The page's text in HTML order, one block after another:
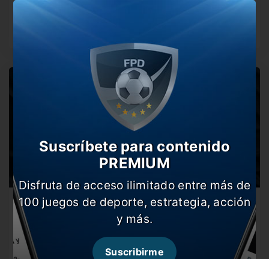
Godoy Cruz
#OffTheLeto: Boca a minutos del cruce con
Huracán
El Xeneize disputará una nueva fecha, esta vez como
visitante, buscando reafirmar…
Suscríbete para contenido
PREMIUM
Disfruta de acceso ilimitado entre más de
100 juegos de deporte, estrategia, acción
y más.
Suscribirme